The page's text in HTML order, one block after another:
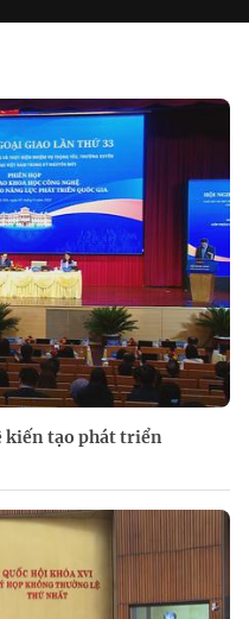
kiến tạo phát triển